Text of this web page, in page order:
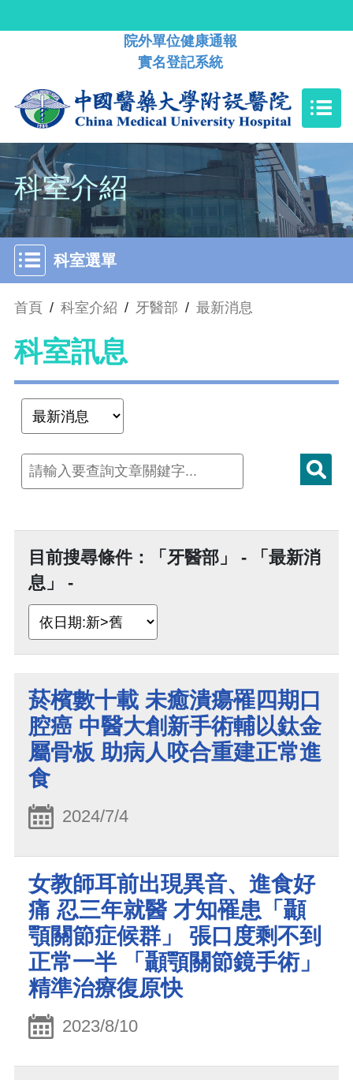
院外單位健康通報
實名登記系統
科室介紹
科室選單
首頁 / 科室介紹 / 牙醫部 / 最新消息
科室訊息
目前搜尋條件：「牙醫部」 - 「最新消
息」 -
菸檳數十載 未癒潰瘍罹四期口
腔癌 中醫大創新手術輔以鈦金
屬骨板 助病人咬合重建正常進
食
2024/7/4
女教師耳前出現異音、進食好
痛 忍三年就醫 才知罹患「顳
顎關節症候群」 張口度剩不到
正常一半 「顳顎關節鏡手術」
精準治療復原快
2023/8/10